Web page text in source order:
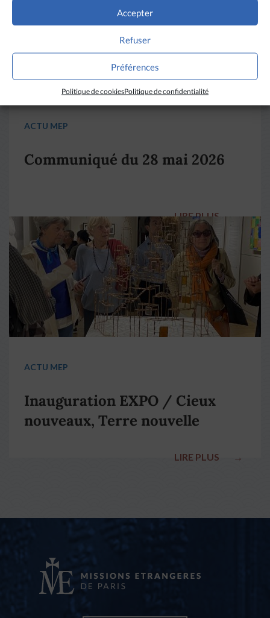
Accepter
Refuser
Préférences
Politique de cookiesPolitique de confidentialité
ACTU MEP
Communiqué du 28 mai 2026
LIRE PLUS →
ACTU MEP
Inauguration EXPO / Cieux
nouveaux, Terre nouvelle
LIRE PLUS →